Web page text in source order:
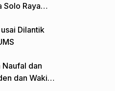
Solo Raya
Dilantik
Naufal dan
dan Wakil